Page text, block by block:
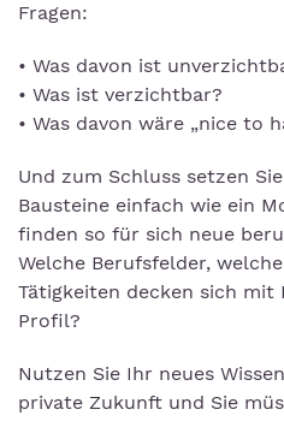
Fragen:
• Was davon ist
• Was ist verzichtbar?
• Was davon wäre „nice to
Und zum Schluss setzen
Bausteine einfach wie ein
finden so für sich neue
Welche Berufsfelder,
Tätigkeiten decken sich mit
Profil?
Nutzen Sie Ihr neues
private Zukunft und Sie